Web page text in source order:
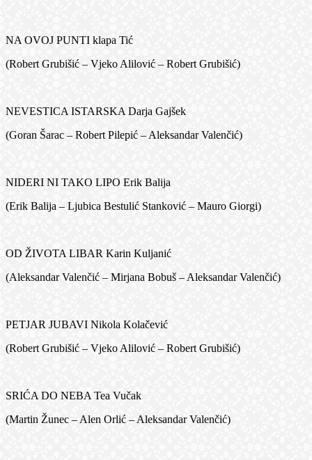
NA OVOJ PUNTI klapa Tić
(Robert Grubišić – Vjeko Alilović – Robert Grubišić)
NEVESTICA ISTARSKA Darja Gajšek
(Goran Šarac – Robert Pilepić – Aleksandar Valenčić)
NIDERI NI TAKO LIPO Erik Balija
(Erik Balija – Ljubica Bestulić Stanković – Mauro Giorgi)
OD ŽIVOTA LIBAR Karin Kuljanić
(Aleksandar Valenčić – Mirjana Bobuš – Aleksandar Valenčić)
PETJAR JUBAVI Nikola Kolačević
(Robert Grubišić – Vjeko Alilović – Robert Grubišić)
SRIĆA DO NEBA Tea Vučak
(Martin Žunec – Alen Orlić – Aleksandar Valenčić)